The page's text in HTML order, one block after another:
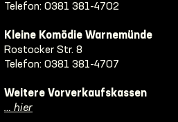
Telefon: 0381 381-4702
Kleine Komödie Warnemünde
Rostocker Str. 8
Telefon: 0381 381-4707
Weitere Vorverkaufskassen
… hier